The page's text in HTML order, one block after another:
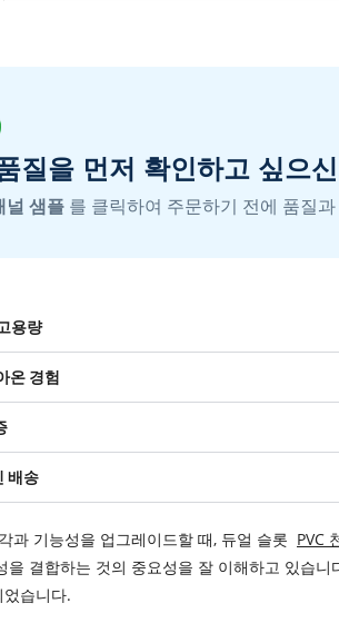
질을 먼저 확인하고 싶으
널 샘플 를 클릭하여 주문하기 전에 품질
용량
온 경험
배송
과 기능성을 업그레이드할 때, 듀얼 슬롯 PVC
을 결합하는 것의 중요성을 잘 이해하고 있습
습니다.